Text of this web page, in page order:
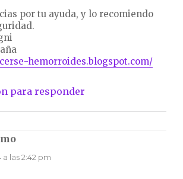
por tu ayuda, y lo recomiendo
hemorroides.blogspot.com/
para responder
dice:
a las 2:42 pm